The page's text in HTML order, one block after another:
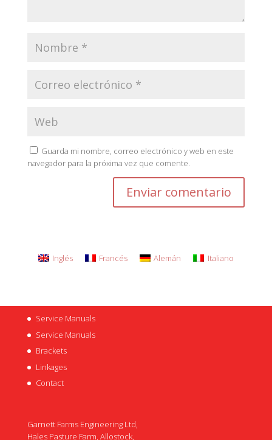
Guarda mi nombre, correo electrónico y web en este
navegador para la próxima vez que comente.
Inglés Francés Alemán Italiano
Service Manuals
Service Manuals
Brackets
Linkages
Contact
Garnett Farms Engineering Ltd,
Hales Pasture Farm, Allostock,